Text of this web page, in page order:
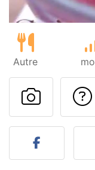
Autre